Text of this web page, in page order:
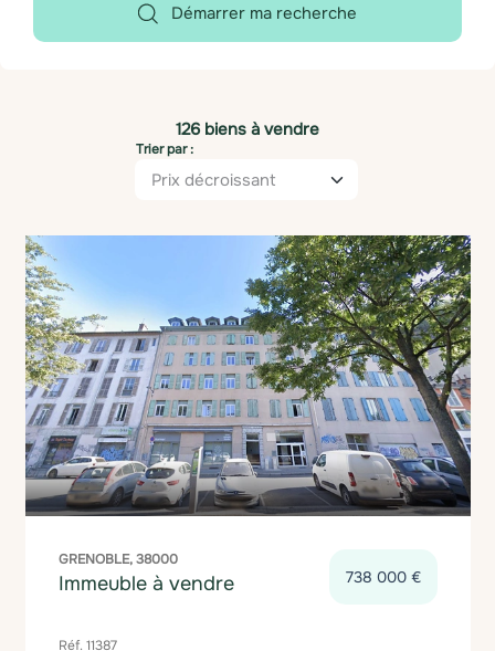
Démarrer ma recherche
126 biens à vendre
Trier par :
GRENOBLE, 38000
Immeuble à vendre 738 000 €
Réf. 11387